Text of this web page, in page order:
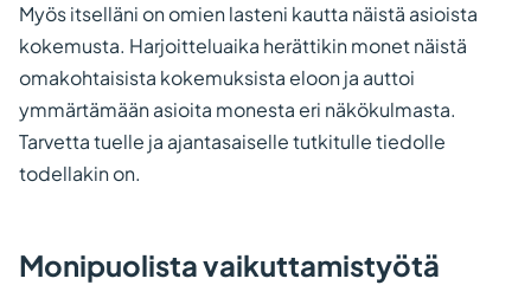
Myös itselläni on omien lasteni kautta näistä asioista
kokemusta. Harjoitteluaika herättikin monet näistä
omakohtaisista kokemuksista eloon ja auttoi
ymmärtämään asioita monesta eri näkökulmasta.
Tarvetta tuelle ja ajantasaiselle tutkitulle tiedolle
todellakin on.
Monipuolista vaikuttamistyötä